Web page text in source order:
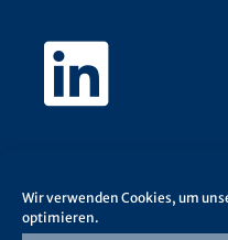
Wir verwenden Cookies, um
optimieren.